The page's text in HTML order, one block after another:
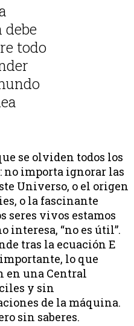
debe
todo
se olviden todos los
no importa ignorar las
Universo, o el origen
o la fascinante
seres vivos estamos
interesa, “no es útil”.
tras la ecuación E
lo que
en una Central
y sin
de la máquina.
sin saberes.